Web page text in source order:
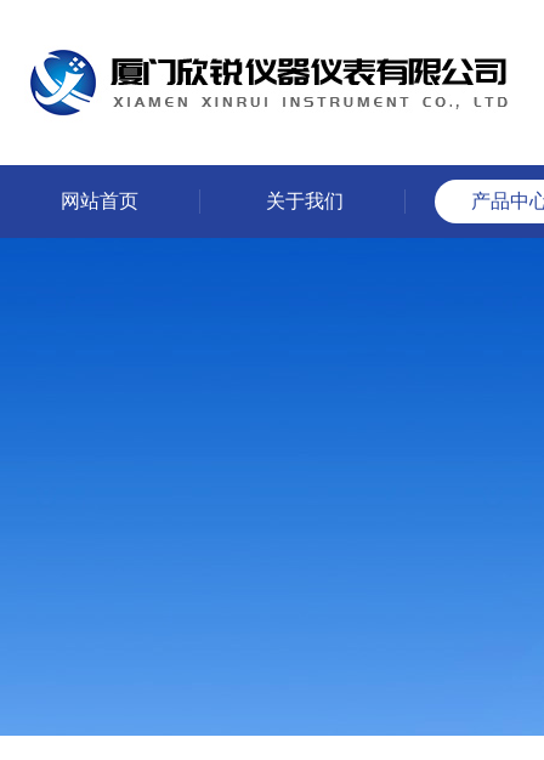
网站首页 关于我们 产品中